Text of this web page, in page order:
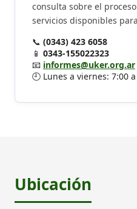
consulta sobre el
servicios disponibles
📞 (0343) 423 6058
📱 0343-155022323
📧 informes@uker.org.ar
🕘 Lunes a viernes: 7:00
Ubicación